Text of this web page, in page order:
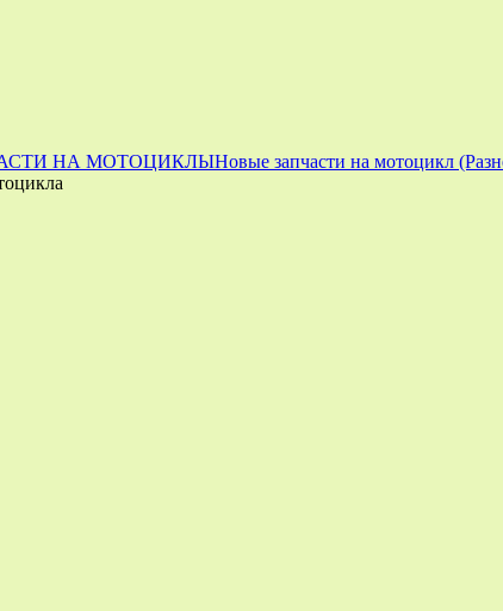
НА МОТОЦИКЛЫНовые запчасти на мотоцикл